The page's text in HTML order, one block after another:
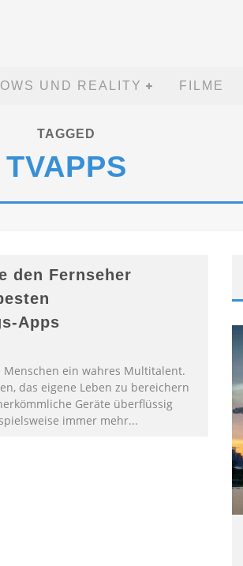
UND REALITY FILME
TAGGED
TVAPPS
den Fernseher
Apps
Menschen ein wahres Multitalent.
das eigene Leben zu bereichern
Geräte überflüssig
immer mehr...